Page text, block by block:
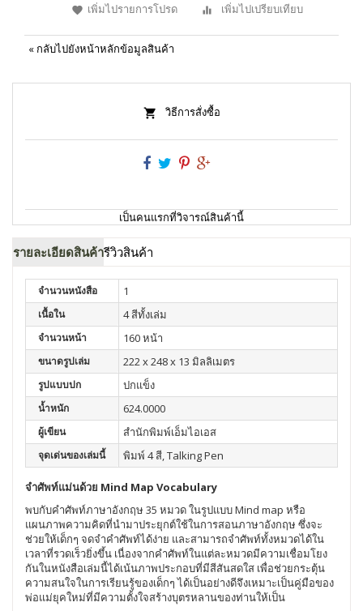
เพิ่มไปรายการโปรด เพิ่มไปเปรียบเทียบ
« กลับไปยังหน้าหลักข้อมูลสินค้า
วิธีการสั่งซื้อ
เป็นคนแรกที่วิจารณ์สินค้านี้
รายละเอียดสินค้ารีวิวสินค้า
จำนวนหนังสือ 1
เนื้อใน 4 สีทั้งเล่ม
จำนวนหน้า 160 หน้า
ขนาดรูปเล่ม 222 x 248 x 13 มิลลิเมตร
รูปแบบปก ปกแข็ง
น้ำหนัก 624.0000
ผู้เขียน สำนักพิมพ์เอ็มไอเอส
จุดเด่นของเล่มนี้ พิมพ์ 4 สี, Talking Pen
จำศัพท์แม่นด้วย Mind Map Vocabulary
พบกับคำศัพท์ภาษาอังกฤษ 35 หมวด ในรูปแบบ Mind map หรือ
แผนภาพความคิดที่นำมาประยุกต์ใช้ในการสอนภาษาอังกฤษ ซึ่งจะ
ช่วยให้เด็กๆ จดจำคำศัพท์ได้ง่าย และสามารถจำศัพท์ทั้งหมวดได้ใน
เวลาที่รวดเร็วยิ่งขึ้น เนื่องจากคำศัพท์ในแต่ละหมวดมีความเชื่อมโยง
กันในหนังสือเล่มนี้ได้เน้นภาพประกอบที่มีสีสันสดใส เพื่อช่วยกระตุ้น
ความสนใจในการเรียนรู้ของเด็กๆ ได้เป็นอย่างดีจึงเหมาะเป็นคู่มือของ
พ่อแม่ยุคใหม่ที่มีความตั้งใจสร้างบุตรหลานของท่านให้เป็น